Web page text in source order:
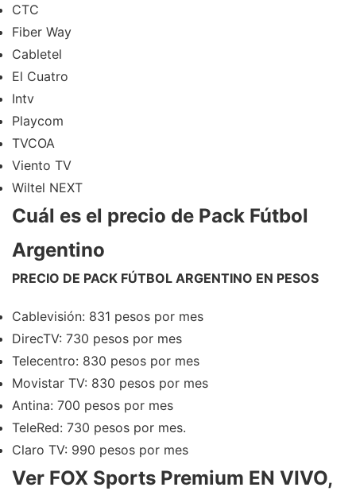
CTC
Fiber Way
Cabletel
El Cuatro
Intv
Playcom
TVCOA
Viento TV
Wiltel NEXT
Cuál es el precio de Pack Fútbol
Argentino
PRECIO DE PACK FÚTBOL ARGENTINO EN PESOS
Cablevisión: 831 pesos por mes
DirecTV: 730 pesos por mes
Telecentro: 830 pesos por mes
Movistar TV: 830 pesos por mes
Antina: 700 pesos por mes
TeleRed: 730 pesos por mes.
Claro TV: 990 pesos por mes
Ver FOX Sports Premium EN VIVO,